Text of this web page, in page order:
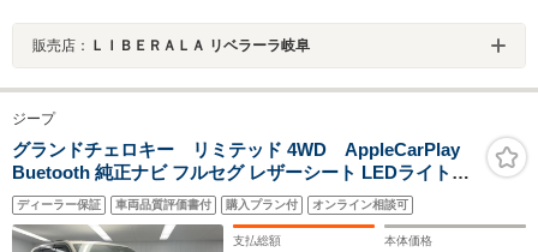
販売店： ＬＩＢＥＲＡＬＡ リベラーラ岐阜
ジープ
グランドチェロキー リミテッド 4WD AppleCarPlay
Buetooth 純正ナビ フルセグ レザーシート LEDライト
360℃カメラ アダプティブクルーズコントロール シート
ヒータ- ステアリングヒーター ALPINE製スピーカー 認定
中古車保証付
ディーラー保証 車両品質評価書付 購入プラン付 オンライン相談可
支払総額 本体価格